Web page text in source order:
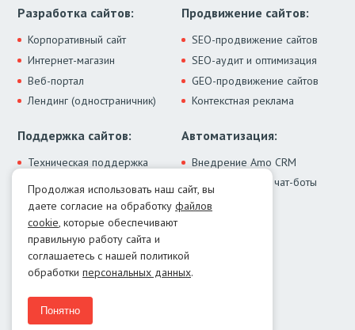
Разработка сайтов:
Корпоративный сайт
Интернет-магазин
Веб-портал
Лендинг (одностраничник)
Продвижение сайтов:
SEO-продвижение сайтов
SEO-аудит и оптимизация
GEO-продвижение сайтов
Контекстная реклама
Поддержка сайтов:
Техническая поддержка
Модернизация сайта
Лечение от вирусов
Автоматизация:
Внедрение Amo CRM
ИИ-ассистенты и чат-боты
Интеграции
Контакты:
Москва:+7 (499) 322-77-02
Екатеринбург:+7 (343) 351-74-32
E-mail:info@menocom.ru
Время работы:
Написать в Telegram
Продолжая использовать наш сайт, вы
даете согласие на обработку файлов
cookie, которые обеспечивают
правильную работу сайта и
соглашаетесь с нашей политикой
обработки персональных данных.
Понятно